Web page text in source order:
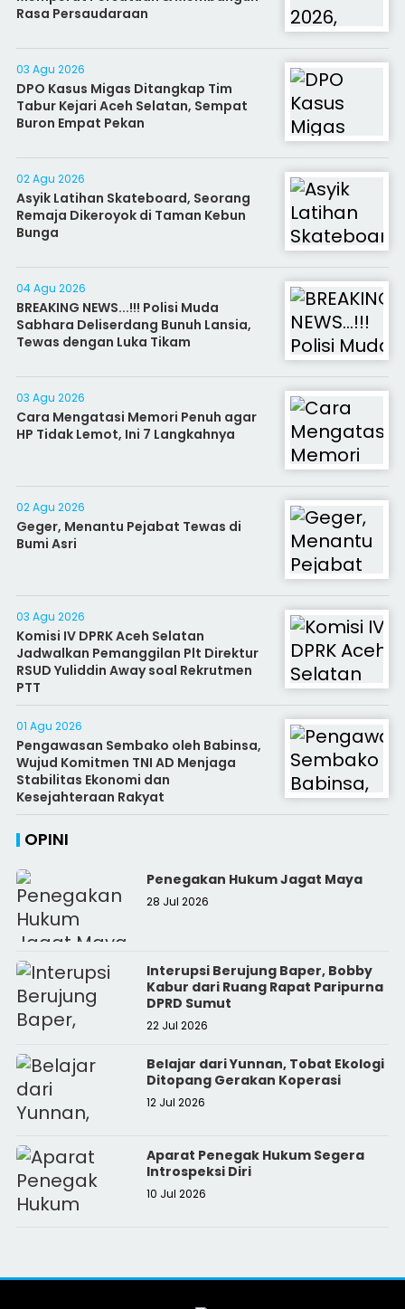
Rasa Persaudaraan
03 Agu 2026
DPO Kasus Migas Ditangkap Tim
Tabur Kejari Aceh Selatan, Sempat
Buron Empat Pekan
02 Agu 2026
Asyik Latihan Skateboard, Seorang
Remaja Dikeroyok di Taman Kebun
Bunga
04 Agu 2026
BREAKING NEWS...!!! Polisi Muda
Sabhara Deliserdang Bunuh Lansia,
Tewas dengan Luka Tikam
03 Agu 2026
Cara Mengatasi Memori Penuh agar
HP Tidak Lemot, Ini 7 Langkahnya
02 Agu 2026
Geger, Menantu Pejabat Tewas di
Bumi Asri
03 Agu 2026
Komisi IV DPRK Aceh Selatan
Jadwalkan Pemanggilan Plt Direktur
RSUD Yuliddin Away soal Rekrutmen
PTT
01 Agu 2026
Pengawasan Sembako oleh Babinsa,
Wujud Komitmen TNI AD Menjaga
Stabilitas Ekonomi dan
Kesejahteraan Rakyat
OPINI
Penegakan Hukum Jagat Maya
28 Jul 2026
Interupsi Berujung Baper, Bobby
Kabur dari Ruang Rapat Paripurna
DPRD Sumut
22 Jul 2026
Belajar dari Yunnan, Tobat Ekologi
Ditopang Gerakan Koperasi
12 Jul 2026
Aparat Penegak Hukum Segera
Introspeksi Diri
10 Jul 2026